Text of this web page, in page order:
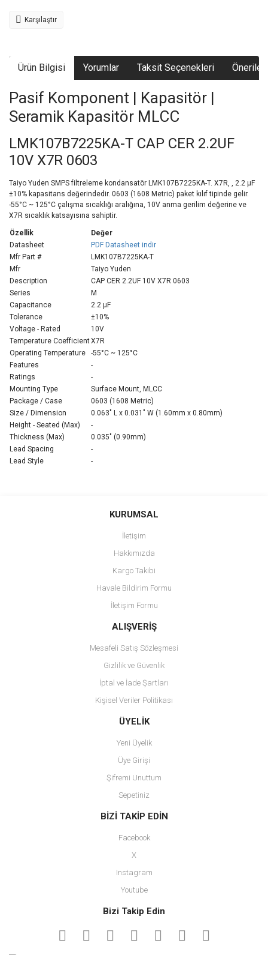
Karşılaştır
Ürün Bilgisi Yorumlar Taksit Seçenekleri
Pasif Komponent | Kapasitör |
Seramik Kapasitör MLCC
LMK107B7225KA-T CAP CER 2.2UF
10V X7R 0603
Taiyo Yuden SMPS filtreleme kondansatör LMK107B7225KA-T. X7R, , 2.2 µF
±10% kapasitans değerindedir. 0603 (1608 Metric) paket kılıf tipinde gelir.
-55°C ~ 125°C çalışma sıcaklığı aralığına, 10V anma gerilim değerine ve
X7R sıcaklık katsayısına sahiptir.
Özellik
Değer
Datasheet
PDF Datasheet indir
Mfr Part #
LMK107B7225KA-T
Mfr
Taiyo Yuden
Description
CAP CER 2.2UF 10V X7R 0603
Series
M
Capacitance
2.2 µF
Tolerance
±10%
Voltage - Rated
10V
Temperature CoefficientX7R
Operating Temperature
-55°C ~ 125°C
Features
-
Ratings
-
Mounting Type
Surface Mount, MLCC
Package / Case
0603 (1608 Metric)
Size / Dimension
0.063" L x 0.031" W (1.60mm x 0.80mm)
Height - Seated (Max)
-
Thickness (Max)
0.035" (0.90mm)
Lead Spacing
-
Lead Style
-
Bu ürüne ilk yorumu siz yapın!
Ürün resmi kalitesiz, bozuk veya görüntülenemiyor.
Ürün açıklamasında eksik bilgiler bulunuyor.
Ürün bilgilerinde hatalar bulunuyor.
Ürün fiyatı diğer sitelerden daha pahalı.
Bu ürüne benzer farklı alternatifler olmalı.
Gönder
KURUMSAL
İletişim
Hakkımızda
Kargo Takibi
Havale Bildirim Formu
İletişim Formu
ALIŞVERİŞ
Mesafeli Satış Sözleşmesi
Gizlilik ve Güvenlik
İptal ve İade Şartları
Kişisel Veriler Politikası
ÜYELİK
Yeni Üyelik
Üye Girişi
Şifremi Unuttum
Sepetiniz
BİZİ TAKİP EDİN
Facebook
X
Instagram
Youtube
Bizi Takip Edin